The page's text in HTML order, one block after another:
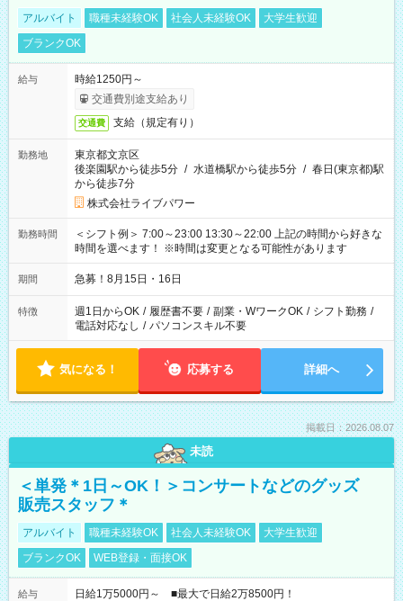
アルバイト 職種未経験OK 社会人未経験OK
大学生歓迎
ブランクOK
給与
時給1250円～
交通費別途支給あり
交通費 支給（規定有り）
勤務地
東京都文京区
後楽園駅から徒歩5分 / 水道橋駅から徒歩5分 / 春日(東京都)駅
から徒歩7分
株式会社ライブパワー
勤務時間
＜シフト例＞ 7:00～23:00 13:30～22:00 上記の時間から好きな
時間を選べます！ ※時間は変更となる可能性があります
期間 急募！8月15日・16日
特徴 週1日からOK / 履歴書不要 / 副業・WワークOK / シフト勤務 /
電話対応なし / パソコンスキル不要
気になる！ 応募する 詳細へ
掲載日：2026.08.07
未読
＜単発＊1日～OK！＞コンサートなどのグッズ
販売スタッフ＊
アルバイト 職種未経験OK 社会人未経験OK
大学生歓迎
ブランクOK
WEB登録・面接OK
給与 日給1万5000円～ ■最大で日給2万8500円！